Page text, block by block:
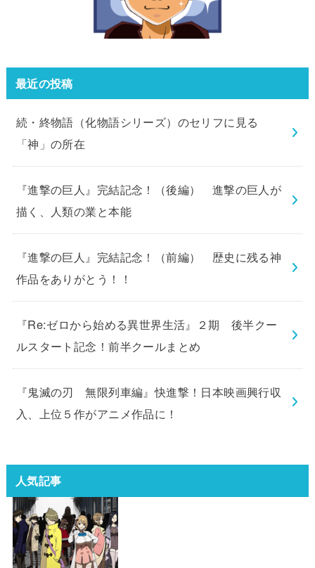
最近の投稿
続・終物語（化物語シリーズ）のセリフに見る
「神」の所在
『進撃の巨人』完結記念！（後編） 進撃の巨人が
描く、人類の業と本能
『進撃の巨人』完結記念！（前編） 歴史に残る神
作品をありがとう！！
『Re:ゼロから始める異世界生活』２期 後半クー
ルスタート記念！前半クールまとめ
『鬼滅の刃 無限列車編』快進撃！日本映画興行収
入、上位５作がアニメ作品に！
人気記事